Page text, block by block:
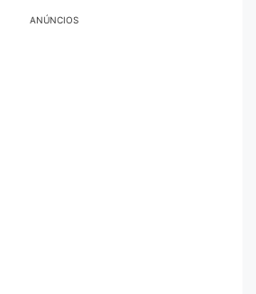
ANÚNCIOS